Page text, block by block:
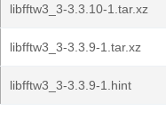
libfftw3_3-3.3.10-1.tar.xz
libfftw3_3-3.3.9-1.tar.xz
libfftw3_3-3.3.9-1.hint